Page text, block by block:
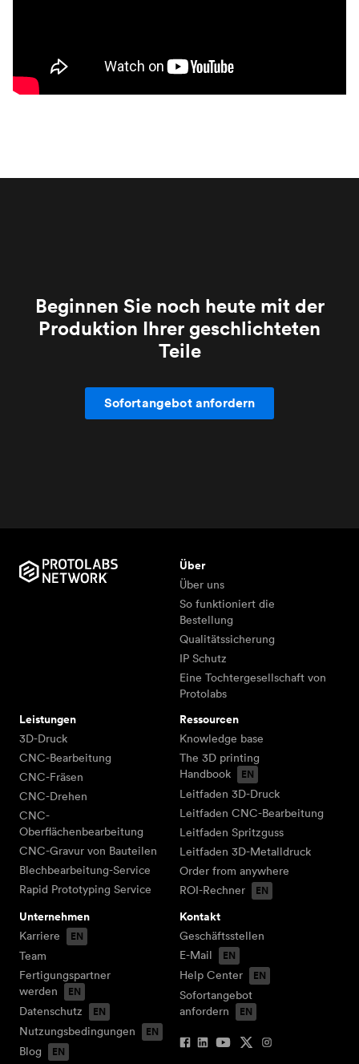
Beginnen Sie noch heute mit der
Produktion Ihrer geschlichteten
Teile
Sofortangebot anfordern
Über
Über uns
So funktioniert die
Bestellung
Qualitätssicherung
IP Schutz
Eine Tochtergesellschaft von
Protolabs
Leistungen
3D-Druck
CNC-Bearbeitung
CNC-Fräsen
CNC-Drehen
CNC-
Oberflächenbearbeitung
CNC-Gravur von Bauteilen
Blechbearbeitung-Service
Rapid Prototyping Service
Ressourcen
Knowledge base
The 3D printing
Handbook
Leitfaden 3D-Druck
Leitfaden CNC-Bearbeitung
Leitfaden Spritzguss
Leitfaden 3D-Metalldruck
Order from anywhere
ROI-Rechner
Unternehmen
Karriere
Team
Fertigungspartner
werden
Datenschutz
Nutzungsbedingungen
Blog
Kontakt
Geschäftsstellen
E-Mail
Help Center
Sofortangebot
anfordern